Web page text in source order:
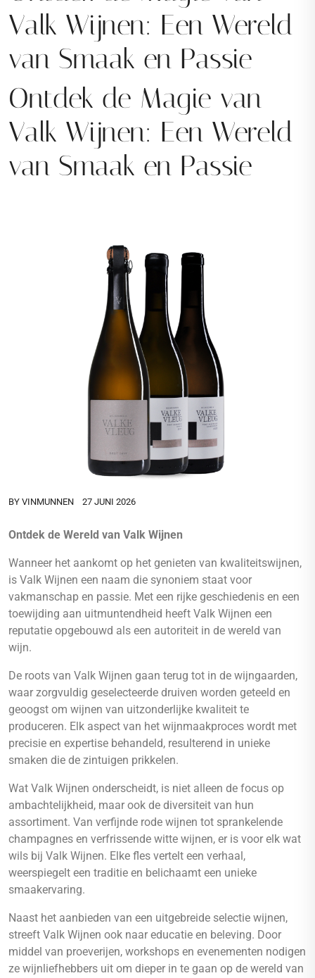
Valk Wijnen: Een Wereld
van Smaak en Passie
Ontdek de Magie van
Valk Wijnen: Een Wereld
van Smaak en Passie
BY VINMUNNEN 27 JUNI 2026
Ontdek de Wereld van Valk Wijnen
Wanneer het aankomt op het genieten van kwaliteitswijnen,
is Valk Wijnen een naam die synoniem staat voor
vakmanschap en passie. Met een rijke geschiedenis en een
toewijding aan uitmuntendheid heeft Valk Wijnen een
reputatie opgebouwd als een autoriteit in de wereld van
wijn.
De roots van Valk Wijnen gaan terug tot in de wijngaarden,
waar zorgvuldig geselecteerde druiven worden geteeld en
geoogst om wijnen van uitzonderlijke kwaliteit te
produceren. Elk aspect van het wijnmaakproces wordt met
precisie en expertise behandeld, resulterend in unieke
smaken die de zintuigen prikkelen.
Wat Valk Wijnen onderscheidt, is niet alleen de focus op
ambachtelijkheid, maar ook de diversiteit van hun
assortiment. Van verfijnde rode wijnen tot sprankelende
champagnes en verfrissende witte wijnen, er is voor elk wat
wils bij Valk Wijnen. Elke fles vertelt een verhaal,
weerspiegelt een traditie en belichaamt een unieke
smaakervaring.
Naast het aanbieden van een uitgebreide selectie wijnen,
streeft Valk Wijnen ook naar educatie en beleving. Door
middel van proeverijen, workshops en evenementen nodigen
ze wijnliefhebbers uit om dieper in te gaan op de wereld van